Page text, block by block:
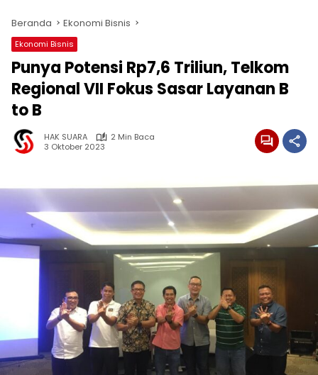
Beranda Ekonomi Bisnis
Ekonomi Bisnis
Punya Potensi Rp7,6 Triliun, Telkom
Regional VII Fokus Sasar Layanan B
to B
HAK SUARA
2 Min Baca
3 Oktober 2023